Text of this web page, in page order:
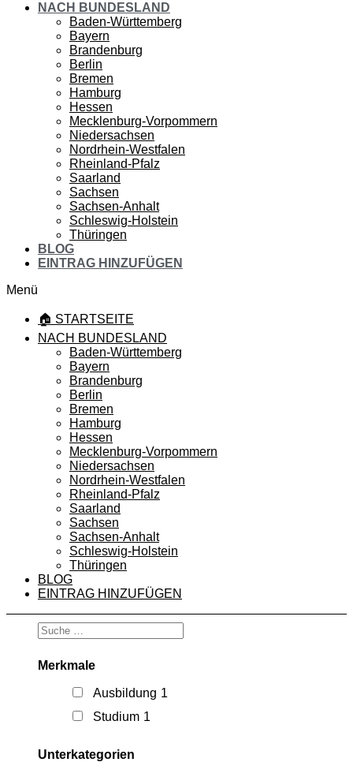
NACH BUNDESLAND
Baden-Württemberg
Bayern
Brandenburg
Berlin
Bremen
Hamburg
Hessen
Mecklenburg-Vorpommern
Niedersachsen
Nordrhein-Westfalen
Rheinland-Pfalz
Saarland
Sachsen
Sachsen-Anhalt
Schleswig-Holstein
Thüringen
BLOG
EINTRAG HINZUFÜGEN
Menü
🏠 STARTSEITE
NACH BUNDESLAND
Baden-Württemberg
Bayern
Brandenburg
Berlin
Bremen
Hamburg
Hessen
Mecklenburg-Vorpommern
Niedersachsen
Nordrhein-Westfalen
Rheinland-Pfalz
Saarland
Sachsen
Sachsen-Anhalt
Schleswig-Holstein
Thüringen
BLOG
EINTRAG HINZUFÜGEN
Merkmale
Ausbildung 1
Studium 1
Unterkategorien